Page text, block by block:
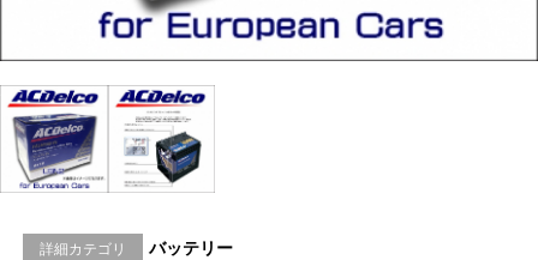
詳細カテゴリ バッテリー